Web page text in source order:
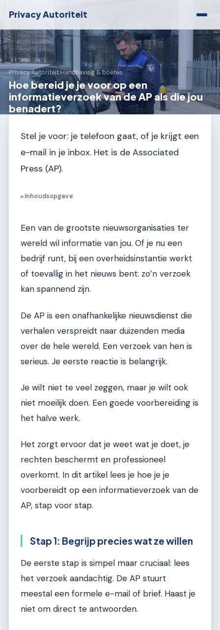
Privacy Autoriteit
Privacy Autoriteit›Handhaving & boetes
Hoe bereid je je voor op een
informatieverzoek van de AP als die jou
benadert?
Stel je voor: je telefoon gaat, of je krijgt een
e-mail in je inbox. Het is de Associated
Press (AP).
▶Inhoudsopgave
Een van de grootste nieuwsorganisaties ter
wereld wil informatie van jou. Of je nu een
bedrijf runt, bij een overheidsinstantie werkt
of toevallig in het nieuws bent: zo’n verzoek
kan spannend zijn.
De AP is een onafhankelijke nieuwsdienst die
verhalen verspreidt naar duizenden media
over de hele wereld. Een verzoek van hen is
serieus. Je eerste reactie is belangrijk.
Je wilt niet te veel zeggen, maar je wilt ook
niet moeilijk doen. Een goede voorbereiding is
het halve werk.
Het zorgt ervoor dat je weet wat je doet, je
rechten beschermt en professioneel
overkomt. In dit artikel lees je hoe je je
voorbereidt op een informatieverzoek van de
AP, stap voor stap.
Stap 1: Begrijp precies wat ze willen
De eerste stap is simpel maar cruciaal: lees
het verzoek aandachtig. De AP stuurt
meestal een formele e-mail of brief. Haast je
niet om direct te antwoorden.